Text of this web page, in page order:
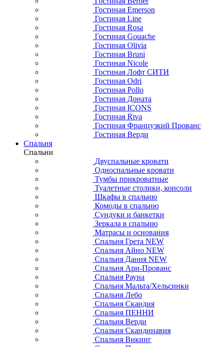
Гостиная Emerson
Гостиная Line
Гостиная Rosa
Гостиная Gouache
Гостиная Olivia
Гостиная Bruni
Гостиная Nicole
Гостиная Лофт СИТИ
Гостиная Odri
Гостиная Pollo
Гостиная Доната
Гостиная ICONS
Гостиная Riva
Гостиная Французкий Прованс
Гостиная Верди
Спальня
Спальни
Двуспальные кровати
Односпальные кровати
Тумбы прикроватные
Туалетные столики, консоли
Шкафы в спальню
Комоды в спальню
Сундуки и банкетки
Зеркала в спальню
Матрасы и основания
Спальня Грета NEW
Спальня Айно NEW
Спальня Дания NEW
Спальня Ари-Прованс
Спальня Рауна
Спальня Мальта/Хельсинки
Спальня Лебо
Спальня Скандия
Спальня ПЕННИ
Спальня Верди
Спальня Скандинавия
Спальня Викинг